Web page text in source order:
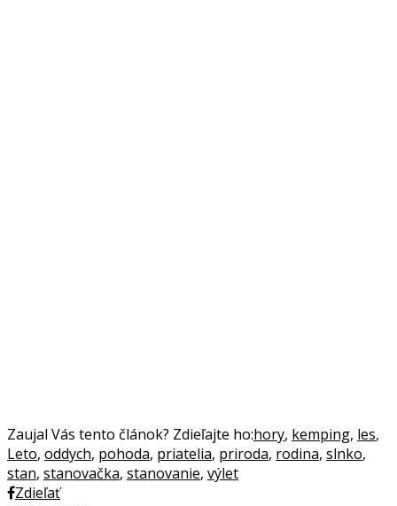
Zaujal Vás tento článok? Zdieľajte ho:hory, kemping, les,
Leto, oddych, pohoda, priatelia, priroda, rodina, slnko,
stan, stanovačka, stanovanie, výlet
Zdieľať